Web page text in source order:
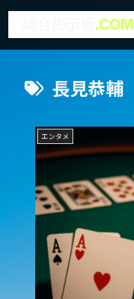
.COM
長見恭輔
エンタメ